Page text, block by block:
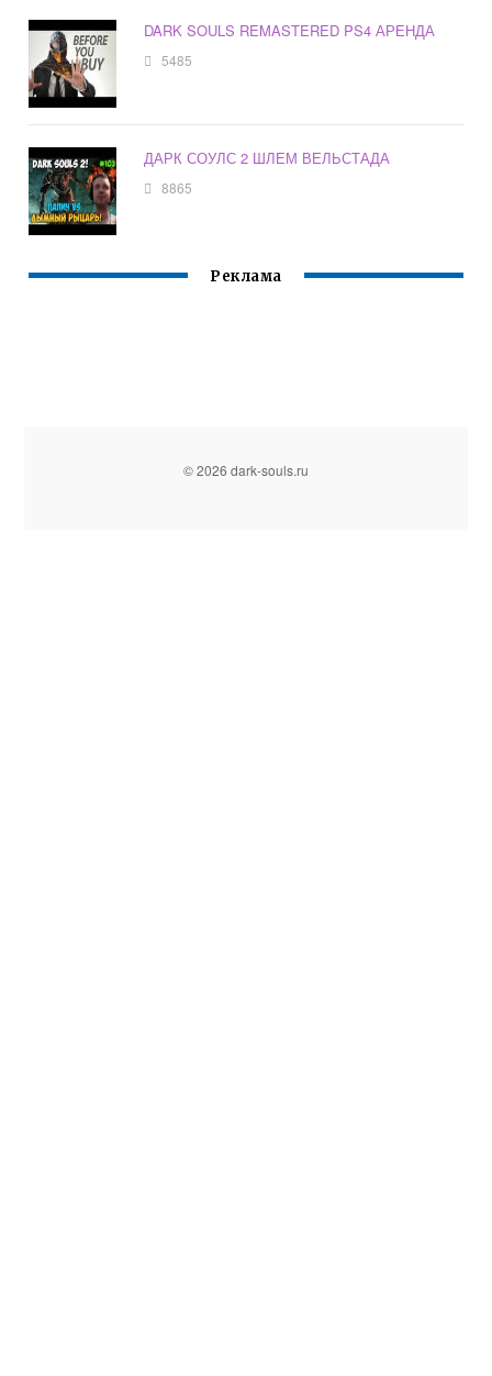
DARK SOULS REMASTERED PS4 АРЕНДА
5485
ДАРК СОУЛС 2 ШЛЕМ ВЕЛЬСТАДА
8865
Реклама
© 2026 dark-souls.ru